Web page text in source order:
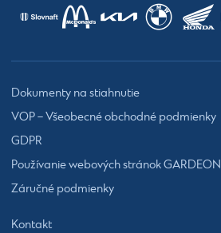
Dokumenty na stiahnutie
VOP – Všeobecné obchodné podmienky
GDPR
Používanie webových stránok GARDEON
Záručné podmienky
Kontakt